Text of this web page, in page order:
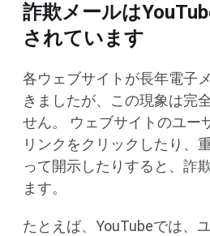
詐欺メールは
されています
各ウェブサイトが長年電子
きましたが、この現象は完
せん。 ウェブサイトのユー
リンクをクリックしたり、
って開示したりすると、詐
ます。
たとえば、YouTubeでは、